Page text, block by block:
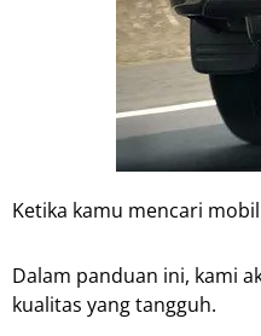
Ketika kamu mencari
Dalam panduan ini, kami
kualitas yang tangguh.